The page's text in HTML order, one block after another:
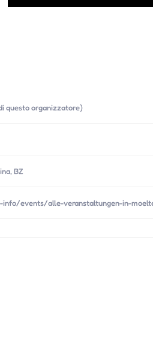
questo organizzatore)
BZ
events/alle-veranstaltungen-in-